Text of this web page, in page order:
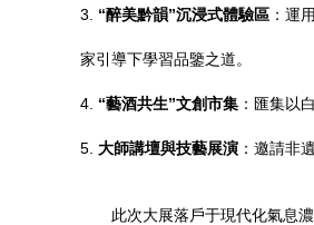
3. “醉美黔韻”沉浸式體驗區 ：運
家引導下學習品鑒之道。
4. “藝酒共生”文創市集 ：匯集以
5. 大師講壇與技藝展演 ：邀請非
此次大展落戶于現代化氣息